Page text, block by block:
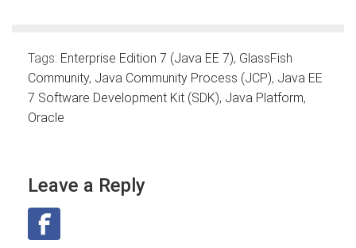
Tags: Enterprise Edition 7 (Java EE 7), GlassFish
Community, Java Community Process (JCP), Java EE
7 Software Development Kit (SDK), Java Platform,
Oracle
Leave a Reply